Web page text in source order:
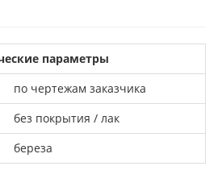
параметры
по чертежам заказчика
без покрытия / лак
береза